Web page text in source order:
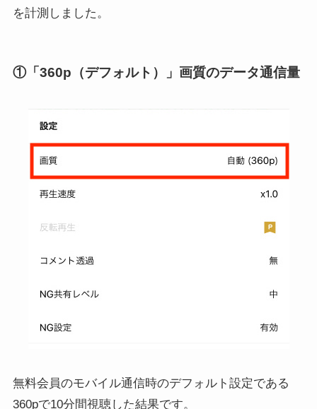
を計測しました。
①「360p（デフォルト）」画質のデータ通信量
無料会員のモバイル通信時のデフォルト設定である
360pで10分間視聴した結果です。